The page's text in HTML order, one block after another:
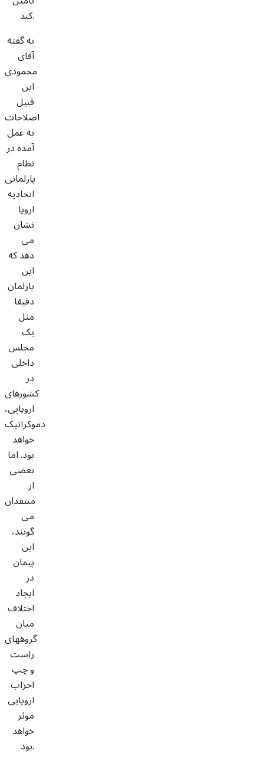
کند.
به گفته
آقای
محمودی
این
قبیل
اصلاحات
به عمل
آمده در
نظام
پارلمانی
اتحادیه
اروپا
نشان
می
دهد که
این
پارلمان
دقیقا
مثل
یک
مجلس
داخلی
در
کشورهای
اروپایی،
دموکراتیک
خواهد
بود. اما
بعضی
از
منتقدان
می
گویند،
این
پیمان
در
ایجاد
اختلاف
میان
گروههای
راست
و چپ
احزاب
اروپایی
موثر
خواهد
بود.